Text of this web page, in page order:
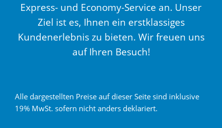
Express- und Economy-Service an. Unser
Ziel ist es, Ihnen ein erstklassiges
Kundenerlebnis zu bieten. Wir freuen uns
auf Ihren Besuch!
Alle dargestellten Preise auf dieser Seite sind inklusive
19% MwSt. sofern nicht anders deklariert.